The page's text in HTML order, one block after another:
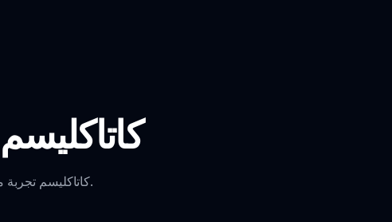
الميزات الرئيسية لإنكريدibox كاتاكليسم
استكشف الميزات المبتكرة التي تجعل إنكريدibox كاتاكليسم تجربة موسيقية فريدة من نوعها.